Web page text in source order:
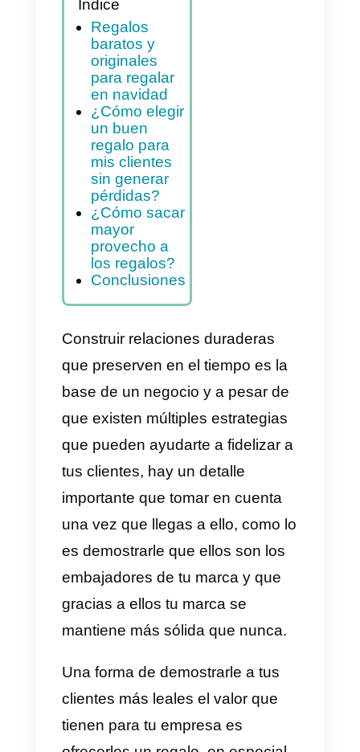
Indice
Regalos
baratos y
originales
para regalar
en navidad
¿Cómo elegir
un buen
regalo para
mis clientes
pérdidas?
¿Cómo sacar
provecho a
los regalos?
Conclusiones
Construir relaciones duraderas
que preserven en el tiempo es la
base de un negocio y a pesar de
que existen múltiples estrategias
que pueden ayudarte a fidelizar a
tus clientes, hay un detalle
importante que tomar en cuenta
una vez que llegas a ello, como